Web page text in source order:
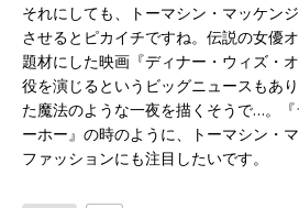
それにしても、トーマシン・マッケン
させるとピカイチですね。伝説の女優
題材にした映画『ディナー・ウィズ・
役を演じるというビッグニュースもあ
た魔法のような一夜を描くそうで…。
ーホー』の時のように、トーマシン・
ファッションにも注目したいです。